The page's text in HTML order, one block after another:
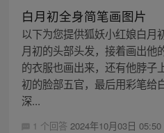
白月初全身简笔画图片
以下为您提供狐妖小红娘白月
月初的头部头发，接着画出他
的衣服也画出来，还有他脖子
初的脸部五官，最后用彩笔给
深...
1 个回答 2024年10月03日 05:50